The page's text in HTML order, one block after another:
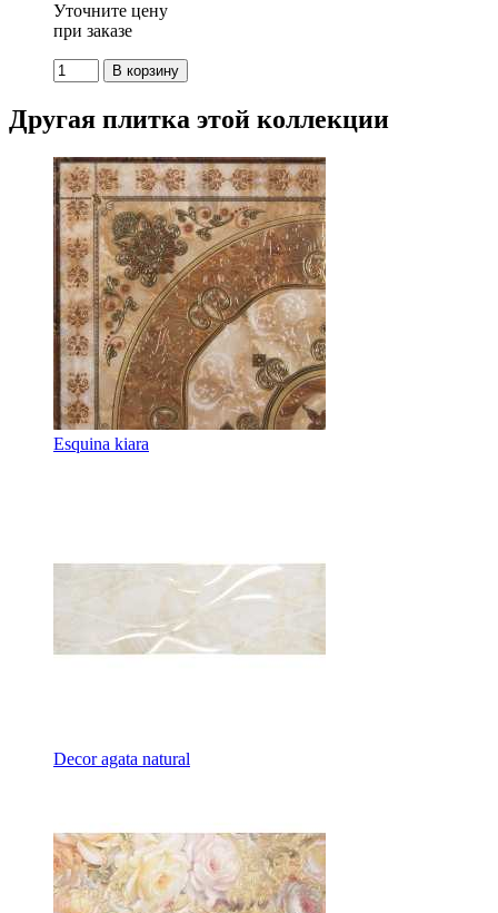
Уточните цену
при заказе
Другая плитка этой коллекции
Esquina kiara
Decor agata natural